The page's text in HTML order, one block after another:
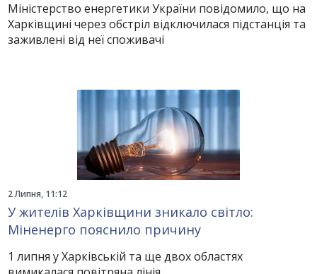
Міністерство енергетики України повідомило, що на
Харківщині через обстріл відключилася підстанція та
заживлені від неї споживачі
2 Липня, 11:12
У жителів Харківщини зникало світло:
Міненерго пояснило причину
1 липня у Харківській та ще двох областях